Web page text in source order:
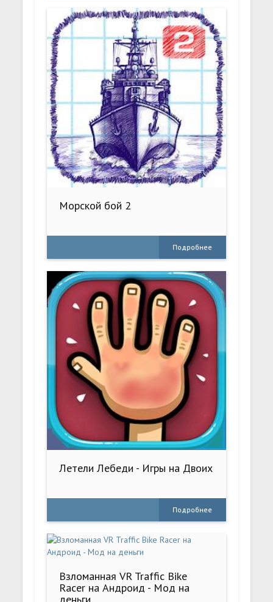
Морской бой 2
Подробнее
Летели Лебеди - Игры на Двоих
Подробнее
Взломанная VR Traffic Bike
Racer на Андроид - Мод на
деньги